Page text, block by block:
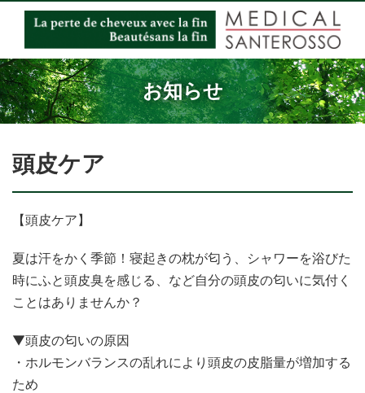
お知らせ
頭皮ケア
【頭皮ケア】
夏は汗をかく季節！寝起きの枕が匂う、シャワーを浴びた
時にふと頭皮臭を感じる、など自分の頭皮の匂いに気付く
ことはありませんか？
▼頭皮の匂いの原因
・ホルモンバランスの乱れにより頭皮の皮脂量が増加する
ため